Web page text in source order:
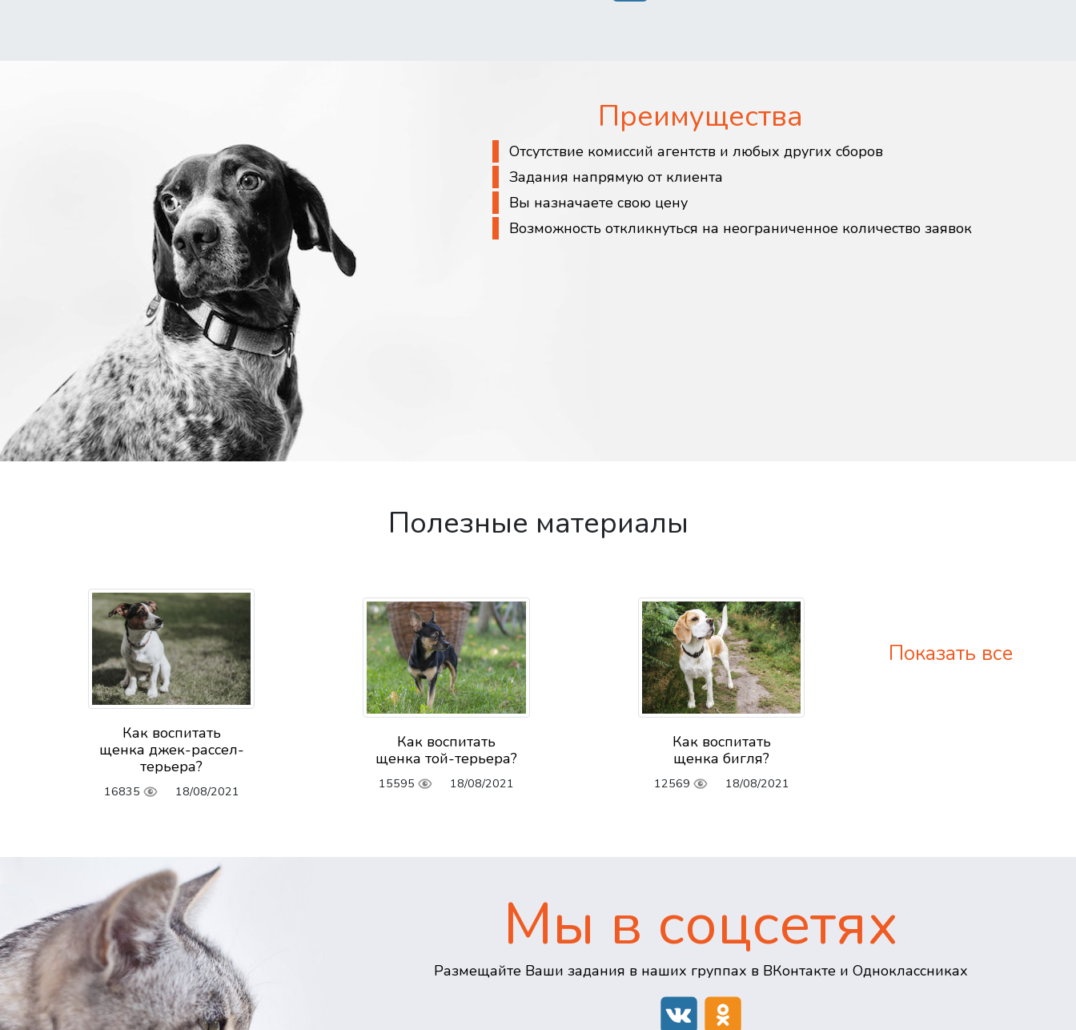
Преимущества
Отсутствие комиссий агентств и любых других сборов
Задания напрямую от клиента
Вы назначаете свою цену
Возможность откликнуться на неограниченное количество заявок
Полезные материалы
Как воспитать
щенка джек-рассел-
терьера?
16835 18/08/2021
Как воспитать
щенка той-терьера?
15595 18/08/2021
Как воспитать
щенка бигля?
12569 18/08/2021
Показать все
Мы в соцсетях
Размещайте Ваши задания в наших группах в ВКонтакте и Одноклассниках